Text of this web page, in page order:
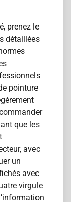
prenez le
détaillées
pointure
que les
avec
un
avec
virgule